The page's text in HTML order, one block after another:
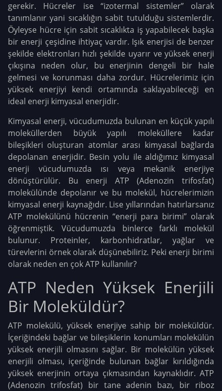
gerekir. Hücreler ise “izotermal sistemler” olarak
tanımlanır yani sıcaklığın sabit tutulduğu sistemlerdir.
Öyleyse hücre için sabit sıcaklıkta iş yapabilecek başka
bir enerji çeşidine ihtiyaç vardır. Işık enerjisi de benzer
şekilde elektronları hızlı şekilde uyarır ve yüksek enerji
çıkışına neden olur, bu enerjinin dengeli bir hale
gelmesi ve korunması daha zordur. Hücrelerimiz için
yüksek enerjiyi kendi ortamında saklayabileceği en
ideal enerji kimyasal enerjidir.
Kimyasal enerji, vücudumuzda bulunan en küçük yapılı
moleküllerden büyük yapılı moleküllere kadar
bileşikleri oluşturan atomlar arası kimyasal bağlarda
depolanan enerjidir. Besin yolu ile aldığımız kimyasal
enerji vücudumuzda ısı veya mekanik enerjiye
dönüştürülür. Bu enerji ATP (Adenozin trifosfat)
molekülünde depolanır ve bu molekül, hücrelerimizin
kimyasal enerji kaynağıdır. Lise yıllarından hatırlarsanız
ATP molekülünü hücrenin “enerji para birimi” olarak
öğrenmiştik. Vücudumuzda binlerce farklı molekül
bulunur. Proteinler, karbonhidratlar, yağlar ve
türevlerini örnek olarak düşünebiliriz. Peki enerji birimi
olarak neden en çok ATP kullanılır?
ATP Neden Yüksek Enerjili
Bir Moleküldür?
ATP molekülü, yüksek enerjiye sahip bir moleküldür.
İçeriğindeki bağlar ve bileşiklerin konumları molekülün
yüksek enerjili olmasını sağlar. Bir molekülün yüksek
enerjili olması, içeriğinde bulunan bağlar kırıldığında
yüksek enerjinin ortaya çıkmasından kaynaklıdır. ATP
(Adenozin trifosfat) bir tane adenin bazı, bir riboz